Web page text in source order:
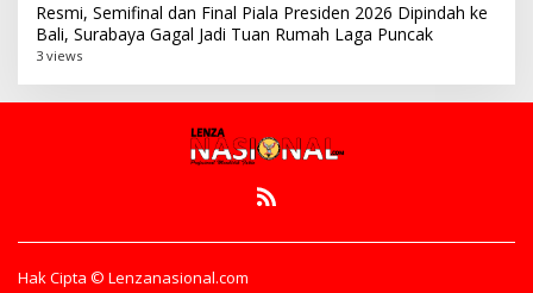
Resmi, Semifinal dan Final Piala Presiden 2026 Dipindah ke
Bali, Surabaya Gagal Jadi Tuan Rumah Laga Puncak
3 views
Hak Cipta © Lenzanasional.com